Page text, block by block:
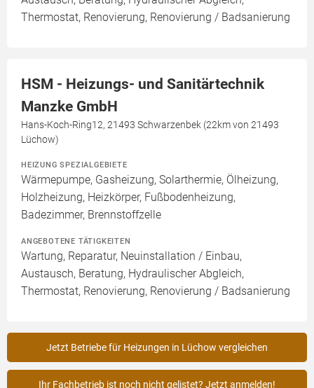
Thermostat, Renovierung, Renovierung / Badsanierung
HSM - Heizungs- und Sanitärtechnik
Manzke GmbH
Hans-Koch-Ring12, 21493 Schwarzenbek (22km von 21493
Lüchow)
HEIZUNG SPEZIALGEBIETE
Wärmepumpe, Gasheizung, Solarthermie, Ölheizung,
Holzheizung, Heizkörper, Fußbodenheizung,
Badezimmer, Brennstoffzelle
ANGEBOTENE TÄTIGKEITEN
Wartung, Reparatur, Neuinstallation / Einbau,
Austausch, Beratung, Hydraulischer Abgleich,
Thermostat, Renovierung, Renovierung / Badsanierung
Jetzt Betriebe für Heizungen in Lüchow vergleichen
Ihr Fachbetrieb ist noch nicht gelistet? Jetzt anmelden!